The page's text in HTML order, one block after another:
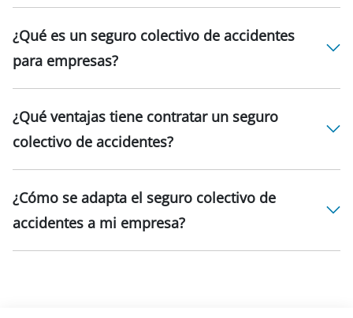
¿Qué es un seguro colectivo de accidentes
para empresas?
¿Qué ventajas tiene contratar un seguro
colectivo de accidentes?
¿Cómo se adapta el seguro colectivo de
accidentes a mi empresa?